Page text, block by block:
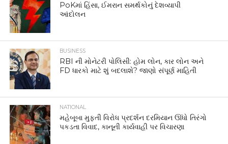
PoKમાં હિંસા, ઈમરાન સમર્થકોનું દેશવ્યાપી
આંદોલન
BUSINESS
RBI ની મોનેટરી પોલિસી: હોમ લોન, કાર લોન અને
FD ધારકો માટે શું બદલાશે? જાણો સંપૂર્ણ માહિતી
NATIONAL
મહેબૂબા મુફ્તી વિરોધ પ્રદર્શન દરમિયાન ઊંધો તિરંગો
પકડતા વિવાદ, કાનૂની કાર્યવાહી પર વિચારણા